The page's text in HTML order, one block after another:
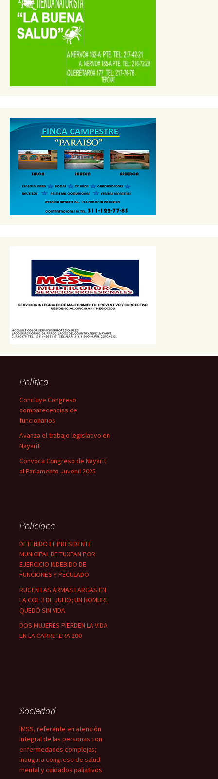
Política
Concluye Congreso
comparecencias de
funcionarios
Avanza el trabajo legislativo en
Nayarit
Convoca Congreso de Nayarit
al Parlamento Juvenil 2025
Policiaca
DETENIDO EL PRESIDENTE
MUNICIPAL DE TUXPAN POR
EJERCICIO INDEBIDO DE
FUNCIONES Y PECULADO
RUGEN LAS ARMAS LARGAS EN
LA COL 3 DE JULIO; UN HOMBRE
QUEDÓ SIN VIDA
DOS MUJERES PIERDEN LA VIDA
EN LA CARRETERA 200
Sociedad
IMSS, referente en atención
integral de las personas con
enfermedades complejas;
inaugura congreso de salud
mental y cuidados paliativos